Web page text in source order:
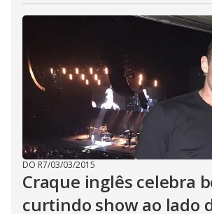
DO R7/03/03/2015
Craque inglês celebra
curtindo show ao lado